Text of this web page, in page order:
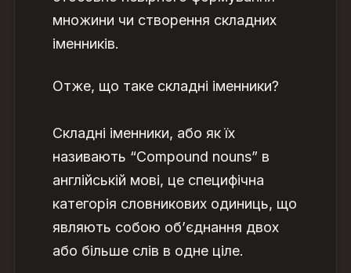
множини чи створення складних
іменників.
Отже, що таке складні іменники?
Складні іменники, або як їх
називають “Compound nouns” в
англійській мові, це специфічна
категорія словникових одиниць, що
являють собою об’єднання двох
або більше слів в одне ціле.